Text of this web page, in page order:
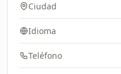
Ciudad
Idioma
Teléfono